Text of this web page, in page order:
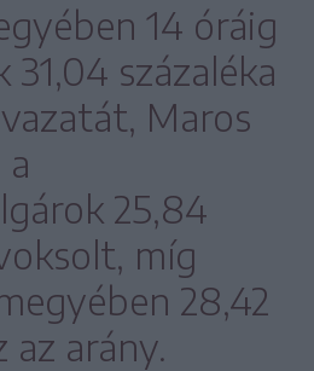
14 óráig
31,04 százaléka
Maros
25,84
míg
28,42
az arány.